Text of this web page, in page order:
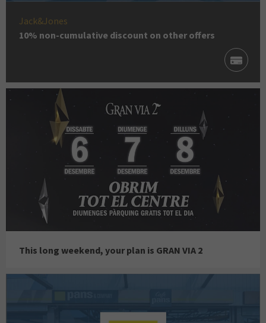
Jack&Jones
10% non-cumulative discount on other offers
This long weekend, your plan is GRAN VIA 2